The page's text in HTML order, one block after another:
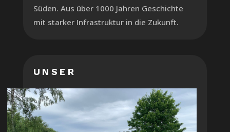
Süden. Aus über 1000 Jahren Geschichte
mit starker Infrastruktur in die Zukunft.
UNSER